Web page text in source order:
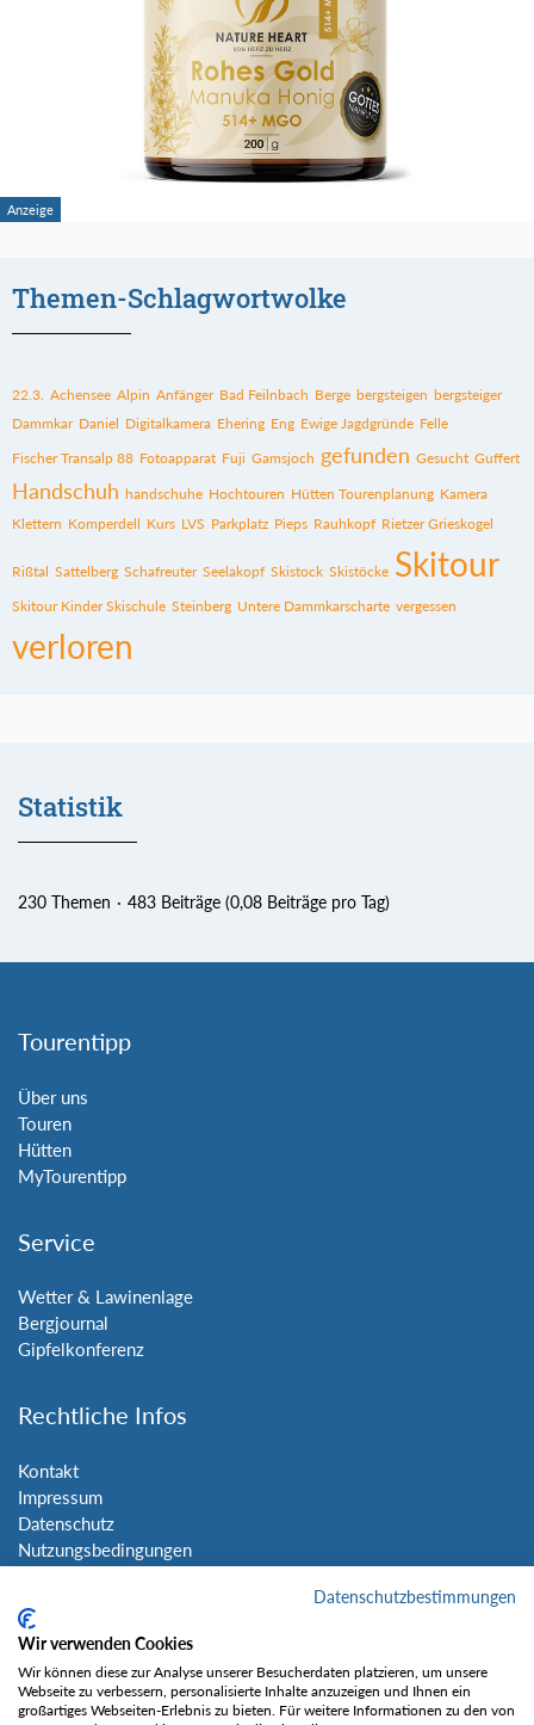
Themen-Schlagwortwolke
22.3. Achensee Alpin Anfänger Bad Feilnbach Berge bergsteigen bergsteiger
Dammkar Daniel Digitalkamera Ehering Eng Ewige Jagdgründe Felle
Fischer Transalp 88 Fotoapparat Fuji Gamsjoch gefunden Gesucht Guffert
Handschuh handschuhe Hochtouren Hütten Tourenplanung Kamera
Klettern Komperdell Kurs LVS Parkplatz Pieps Rauhkopf Rietzer Grieskogel
Rißtal Sattelberg Schafreuter Seelakopf Skistock Skistöcke Skitour
Skitour Kinder Skischule Steinberg Untere Dammkarscharte vergessen
verloren
Statistik
230 Themen 483 Beiträge (0,08 Beiträge pro Tag)
Tourentipp
Über uns
Touren
Hütten
MyTourentipp
Service
Wetter & Lawinenlage
Bergjournal
Gipfelkonferenz
Rechtliche Infos
Kontakt
Impressum
Datenschutz
Nutzungsbedingungen
Social Media
Datenschutzbestimmungen
Wir verwenden Cookies
Wir können diese zur Analyse unserer Besucherdaten platzieren, um unsere
Webseite zu verbessern, personalisierte Inhalte anzuzeigen und Ihnen ein
großartiges Webseiten-Erlebnis zu bieten. Für weitere Informationen zu den von